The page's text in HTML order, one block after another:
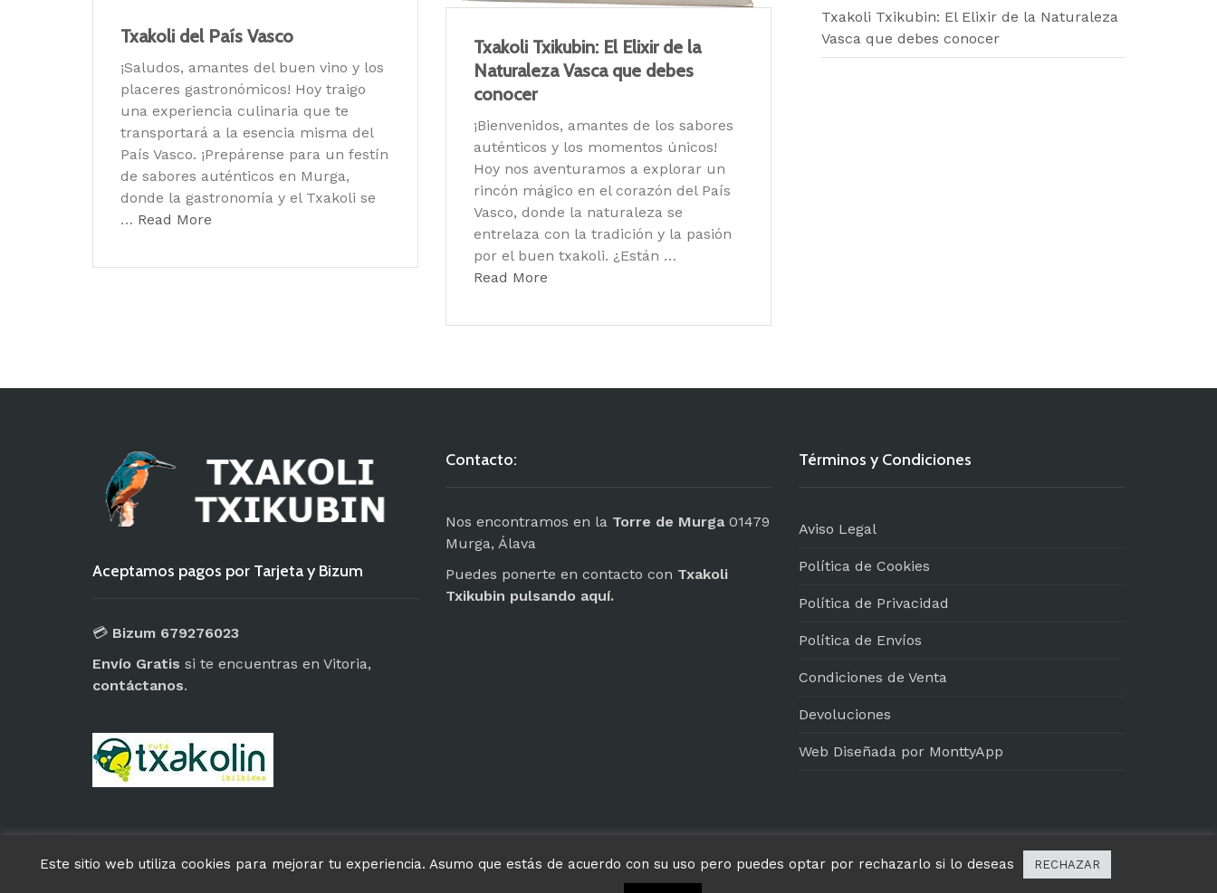
Txakoli del País Vasco
¡Saludos, amantes del buen vino y los
placeres gastronómicos! Hoy traigo
una experiencia culinaria que te
transportará a la esencia misma del
País Vasco. ¡Prepárense para un festín
de sabores auténticos en Murga,
donde la gastronomía y el Txakoli se
… Read More
Txakoli Txikubin: El Elixir de la
Naturaleza Vasca que debes
conocer
¡Bienvenidos, amantes de los sabores
auténticos y los momentos únicos!
Hoy nos aventuramos a explorar un
rincón mágico en el corazón del País
Vasco, donde la naturaleza se
entrelaza con la tradición y la pasión
por el buen txakoli. ¿Están …
Read More
Txakoli Txikubin: El Elixir de la Naturaleza
Vasca que debes conocer
Aceptamos pagos por Tarjeta y Bizum
💳 Bizum 679276023
Envío Gratis si te encuentras en Vitoria,
contáctanos.
Contacto:
Nos encontramos en la Torre de Murga01479
Murga, Álava
Puedes ponerte en contacto con Txakoli
Txikubin pulsando aquí.
Términos y Condiciones
Aviso Legal
Política de Cookies
Política de Privacidad
Política de Envíos
Condiciones de Venta
Devoluciones
Web Diseñada por MonttyApp
Amamos la Historia, por eso nuestro Txakoli Txikubin y Brut Nature son especiales.
Este sitio web utiliza cookies para mejorar tu experiencia. Asumo que estás de acuerdo con su uso pero puedes optar por rechazarlo si lo deseas RECHAZAR